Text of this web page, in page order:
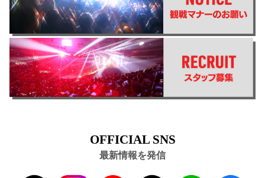
OFFICIAL SNS
最新情報を発信